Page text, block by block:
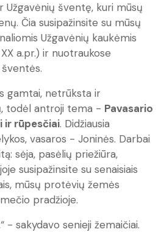
šventę, kuri mūsų
Čia susipažinsite su mūsų
Užgavėnių kaukėmis
a.pr.) ir nuotraukose
gamtai, netrūksta ir
todėl antroji tema - Pavasario
ir rūpesčiai. Didžiausia
vasaros - Joninės. Darbai
sėja, pasėlių priežiūra,
susipažinsite su senaisiais
mūsų protėvių žemės
pradžioje.
- sakydavo senieji žemaičiai.